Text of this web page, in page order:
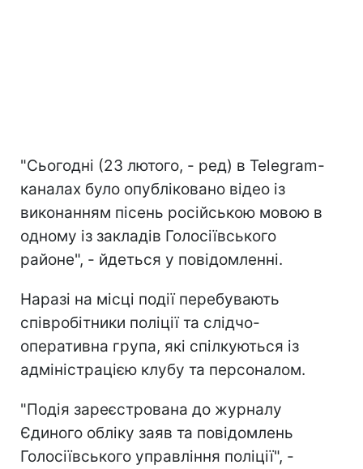
"Сьогодні (23 лютого, - ред) в Telegram-
каналах було опубліковано відео із
виконанням пісень російською мовою в
одному із закладів Голосіївського
районe", - йдеться у повідомленні.
Наразі на місці події перебувають
співробітники поліції та слідчо-
оперативна група, які спілкуються із
адміністрацією клубу та персоналом.
"Подія зареєстрована до журналу
Єдиного обліку заяв та повідомлень
Голосіївського управління поліції", -